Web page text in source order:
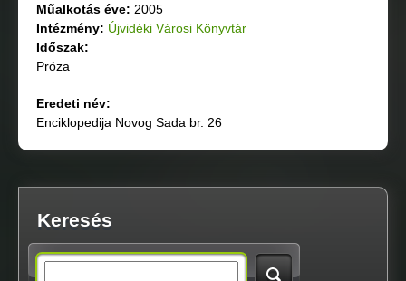
Műalkotás éve: 2005
Intézmény: Újvidéki Városi Könyvtár
Időszak:
Próza
Eredeti név:
Enciklopedija Novog Sada br. 26
Keresés